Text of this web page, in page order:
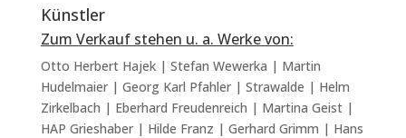
Künstler
Zum Verkauf stehen u. a. Werke von:
Otto Herbert Hajek | Stefan Wewerka | Martin
Hudelmaier | Georg Karl Pfahler | Strawalde | Helm
Zirkelbach | Eberhard Freudenreich | Martina Geist |
HAP Grieshaber | Hilde Franz | Gerhard Grimm | Hans